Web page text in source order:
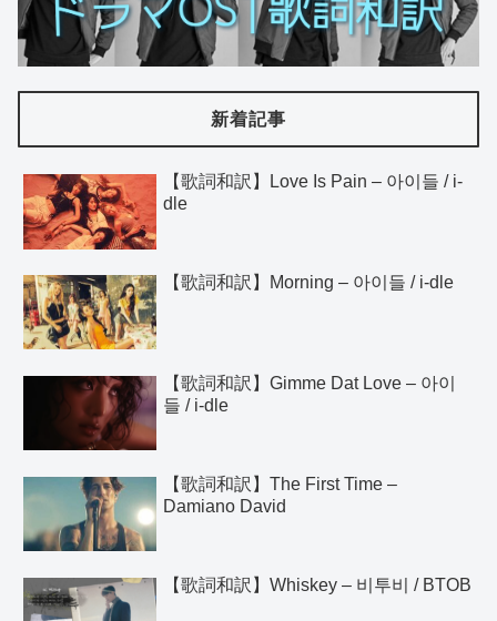
新着記事
【歌詞和訳】Love Is Pain – 아이들 / i-
dle
【歌詞和訳】Morning – 아이들 / i-dle
【歌詞和訳】Gimme Dat Love – 아이
들 / i-dle
【歌詞和訳】The First Time –
Damiano David
【歌詞和訳】Whiskey – 비투비 / BTOB